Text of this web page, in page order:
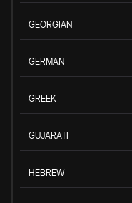
GEORGIAN
GERMAN
GREEK
GUJARATI
HEBREW